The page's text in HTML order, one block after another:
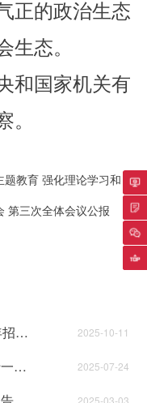
正的政治生态
生态。
和国家机关有
。
教育 强化理论学习和
第三次全体会议公报
庆祝中华人民共和国成立76周年招待会在京举行 2025-10-11
习近平在中共中央政治局第二十一次集体学习时强调 坚持从抓作风入手推进全面从严治党 把新时代党的自我革命要求进一步落实到位 2025-07-24
2025-03-03
专
返